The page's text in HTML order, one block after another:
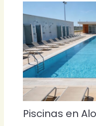
Piscinas en